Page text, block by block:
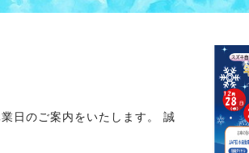
日のご案内をいたします。 誠